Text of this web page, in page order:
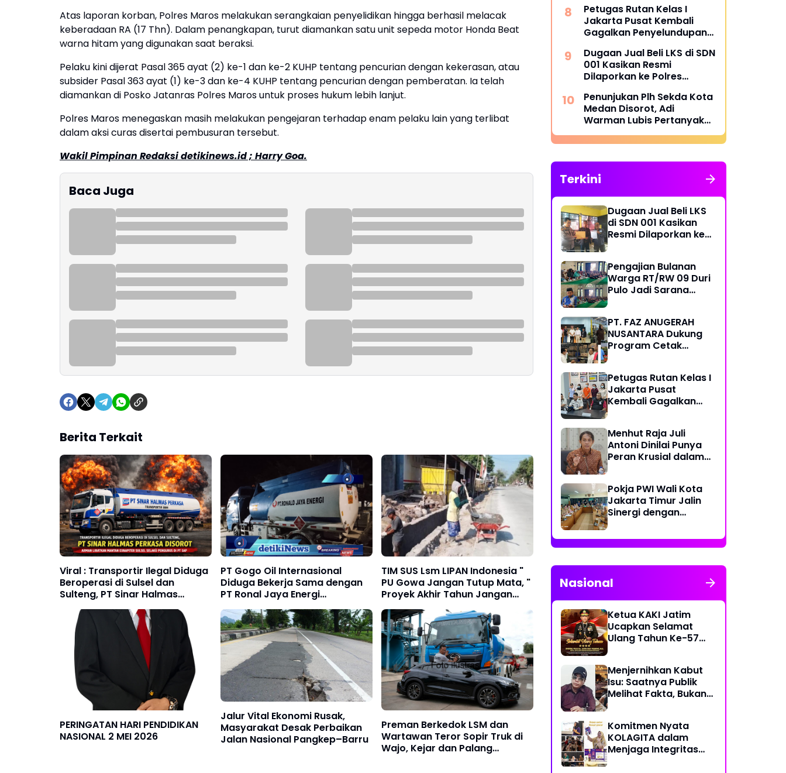
Atas laporan korban, Polres Maros melakukan serangkaian penyelidikan hingga berhasil melacak
keberadaan RA (17 Thn). Dalam penangkapan, turut diamankan satu unit sepeda motor Honda Beat
warna hitam yang digunakan saat beraksi.
Pelaku kini dijerat Pasal 365 ayat (2) ke-1 dan ke-2 KUHP tentang pencurian dengan kekerasan, atau
subsider Pasal 363 ayat (1) ke-3 dan ke-4 KUHP tentang pencurian dengan pemberatan. Ia telah
diamankan di Posko Jatanras Polres Maros untuk proses hukum lebih lanjut.
Polres Maros menegaskan masih melakukan pengejaran terhadap enam pelaku lain yang terlibat
dalam aksi curas disertai pembusuran tersebut.
Wakil Pimpinan Redaksi detikinews.id ; Harry Goa.
Baca Juga
Berita Terkait
Viral : Transportir Ilegal Diduga
Beroperasi di Sulsel dan
Sulteng, PT Sinar Halmas
Perkasa Disorot
PT Gogo Oil Internasional
Diduga Bekerja Sama dengan
PT Ronal Jaya Energi
Selundupkan Solar Subsidi di
Luwu Timur dan Morowali
TIM SUS Lsm LIPAN Indonesia "
PU Gowa Jangan Tutup Mata, "
Proyek Akhir Tahun Jangan
Asal Jadi.
PERINGATAN HARI PENDIDIKAN
NASIONAL 2 MEI 2026
Jalur Vital Ekonomi Rusak,
Masyarakat Desak Perbaikan
Jalan Nasional Pangkep–Barru
Preman Berkedok LSM dan
Wartawan Teror Sopir Truk di
Wajo, Kejar dan Palang
Petugas Rutan Kelas I
Jakarta Pusat Kembali
Gagalkan Penyelundupan
Disembunyikan di Pakaian
Dalam Pengunjung
Dugaan Jual Beli LKS di SDN
001 Kasikan Resmi
Dilaporkan ke Polres
Metroterkini.id Desak Usut
Kasus Ini
Penunjukan Plh Sekda Kota
Medan Disorot, Adi
Warman Lubis Pertanyakan
Komitmen terhadap Sistem
Merit
Terkini
Dugaan Jual Beli LKS
di SDN 001 Kasikan
Resmi Dilaporkan ke
Metroterkini.id Desak
Usut Kasus Ini
Pengajian Bulanan
Warga RT/RW 09 Duri
Pulo Jadi Sarana
Kebersamaan
PT. FAZ ANUGERAH
NUSANTARA Dukung
Program Cetak
Pestisida
Petugas Rutan Kelas I
Jakarta Pusat
Kembali Gagalkan
Disembunyikan di
Pakaian Dalam
Pengunjung
Menhut Raja Juli
Antoni Dinilai Punya
Peran Krusial dalam
Hutan
Pokja PWI Wali Kota
Jakarta Timur Jalin
Sinergi dengan
untuk Perkuat
Publikasi Informasi
Nasional
Ketua KAKI Jatim
Ucapkan Selamat
Ulang Tahun Ke-57
Semoga Selalu Sehat
Sukses Berkah Umur
Menjernihkan Kabut
Isu: Saatnya Publik
Melihat Fakta, Bukan
Komitmen Nyata
KOLAGITA dalam
Menjaga Integritas